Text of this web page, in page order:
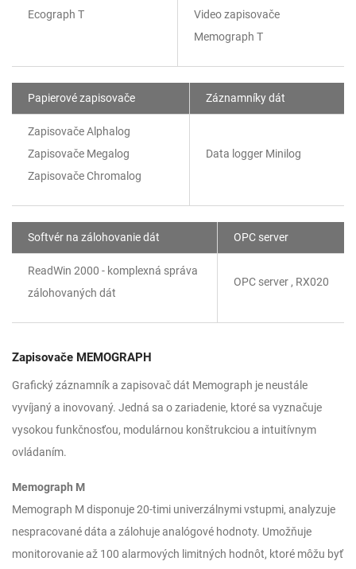
Ecograph T
Video zapisovače
Memograph T
Papierové zapisovače Záznamníky dát
Zapisovače Alphalog
Zapisovače Megalog
Zapisovače Chromalog
Data logger Minilog
Softvér na zálohovanie dát OPC server
ReadWin 2000 - komplexná správa
zálohovaných dát
OPC server , RX020
Zapisovače MEMOGRAPH
Grafický záznamník a zapisovač dát Memograph je neustále
vyvíjaný a inovovaný. Jedná sa o zariadenie, ktoré sa vyznačuje
vysokou funkčnosťou, modulárnou konštrukciou a intuitívnym
ovládaním.
Memograph M
Memograph M disponuje 20-timi univerzálnymi vstupmi, analyzuje
nespracované dáta a zálohuje analógové hodnoty. Umožňuje
monitorovanie až 100 alarmových limitných hodnôt, ktoré môžu byť